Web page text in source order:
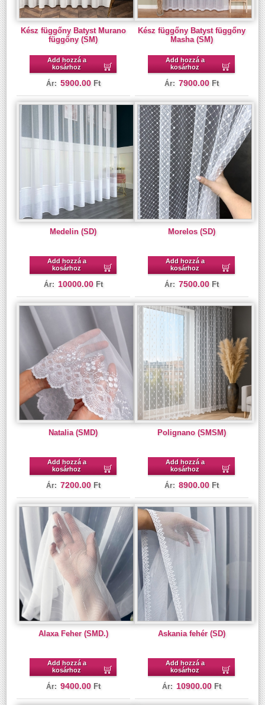
Kész függőny Batyst Murano
függőny (SM)
Add hozzá a
kosárhoz
Ár: 5900.00 Ft
Kész függőny Batyst függőny
Masha (SM)
Add hozzá a
kosárhoz
Ár: 7900.00 Ft
Medelin (SD)
Add hozzá a
kosárhoz
Ár: 10000.00 Ft
Morelos (SD)
Add hozzá a
kosárhoz
Ár: 7500.00 Ft
Natalia (SMD)
Add hozzá a
kosárhoz
Ár: 7200.00 Ft
Polignano (SMSM)
Add hozzá a
kosárhoz
Ár: 8900.00 Ft
Alaxa Feher (SMD.)
Add hozzá a
kosárhoz
Ár: 9400.00 Ft
Askania fehér (SD)
Add hozzá a
kosárhoz
Ár: 10900.00 Ft